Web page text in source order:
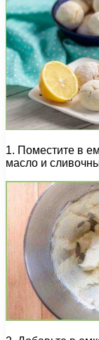
1. Поместите в
масло и